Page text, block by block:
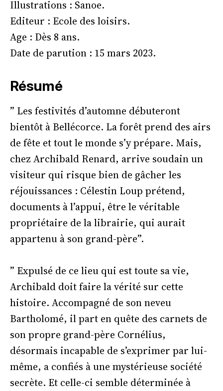
Illustrations : Sanoe.
Editeur : Ecole des loisirs.
Age : Dès 8 ans.
Date de parution : 15 mars 2023.
Résumé
” Les festivités d’automne débuteront
bientôt à Bellécorce. La forêt prend des airs
de fête et tout le monde s’y prépare. Mais,
chez Archibald Renard, arrive soudain un
visiteur qui risque bien de gâcher les
réjouissances : Célestin Loup prétend,
documents à l’appui, être le véritable
propriétaire de la librairie, qui aurait
appartenu à son grand-père”.
” Expulsé de ce lieu qui est toute sa vie,
Archibald doit faire la vérité sur cette
histoire. Accompagné de son neveu
Bartholomé, il part en quête des carnets de
son propre grand-père Cornélius,
désormais incapable de s’exprimer par lui-
même, a confiés à une mystérieuse société
secrète. Et celle-ci semble déterminée à